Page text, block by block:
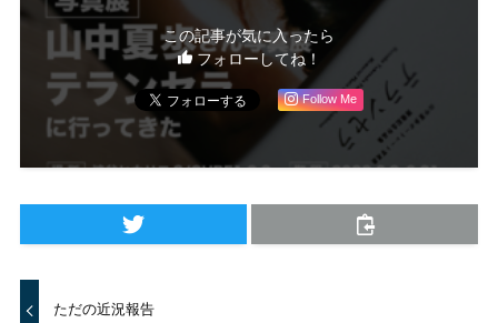
この記事が気に入ったら
フォローしてね！
Follow Me
ただの近況報告